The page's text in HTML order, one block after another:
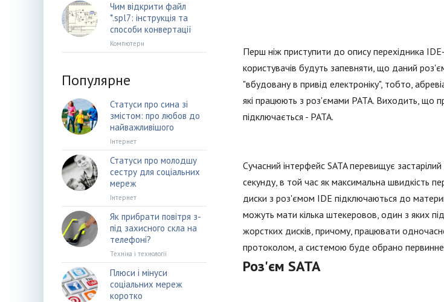
Перш ніж приступити до опису перехідника
користувачів будуть запевняти, що даний
"вбудовану в привід електроніку", тобто,
які працюють з роз'ємами PATA. Виходить, що
підключається - PATA.
Сучасний інтерфейс SATA перевищує
секунду, в той час як максимальна швидкість
диски з роз'ємом IDE підключаються до
можуть мати кілька штекеровов, один з яких
жорстких дисків, причому, працювати
протоколом, а системою буде обрано первинне
Роз'єм SATA
Чим відкрити файл
*.spl7: інструкція та
способи конвертації
Компютери
Популярне
Статуси про сина зі
змістом: про любов до
найважливішого
Інтернет
Статуси про молодшу
сестру для соціальних
мереж
Інтернет
Як прибрати повітря з-
під захисного скла на
телефоні?
Техніка і технології
Плюси і мінуси
соціальних мереж
коротко